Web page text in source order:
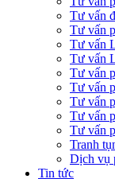
Tư vấn
Tư vấn
Tư vấn
Tư vấn
Tư vấn
Tư vấn
Tư vấn
Tư vấn
Tư vấn
Tranh
Dịch vụ
Tin tức